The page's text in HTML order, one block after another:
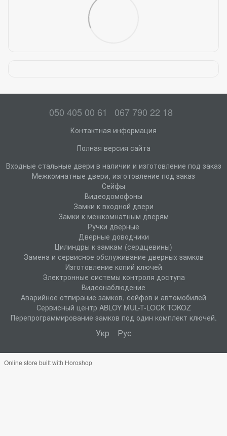
050 405 00 61 067 790 22 18
Контактная информация
Полная версия сайта
Входные стальные двери в наличии и изготовление под заказ
Межкомнатные двери, изготовление под заказ
Сейфы
Видеодомофоны
Замки к входной двери
Замки к межкомнатным дверям
Ручки дверные
Дверные доводчики
Цилиндры к замкам (сердцевины)
Замена и сервисное обслуживание дверных замков
Изготовление копий ключей
Электронные системы контроля доступа
Видеонаблюдение
Аварийное отпирание замков, сейфов и автомобилей
Сервисный центр ABLOY MUL-T-LOCK TOKOZ
Перепрограммирование замков под один комплект ключей.
Укр Рус
Online store built with Horoshop